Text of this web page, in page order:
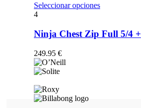
elegir
página
Seleccionar opcionesEste
múltiples
variantes.
4
Ninja Chest Zip Full 5/4 +
249.95 €